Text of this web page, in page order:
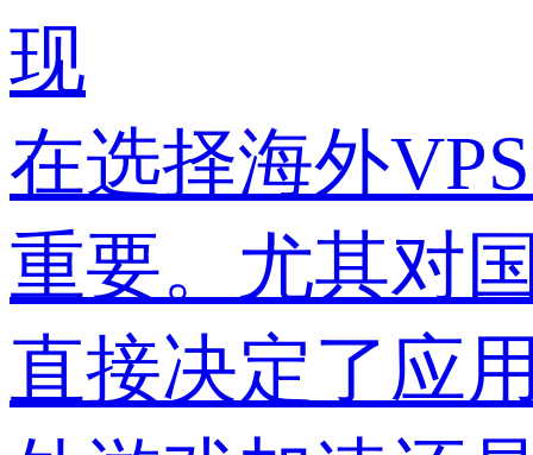
现
在选择海外
重要。尤其对
直接决定了应